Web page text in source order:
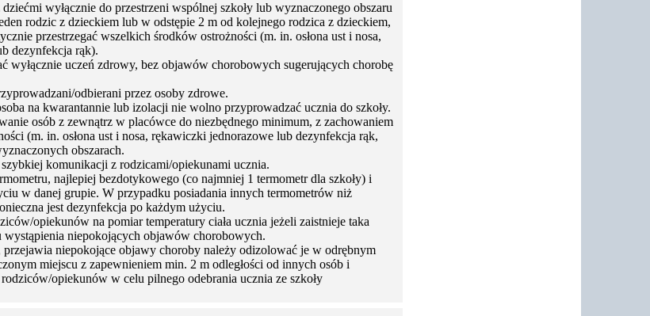
wyłącznie do przestrzeni wspólnej szkoły lub wyznaczonego obszaru
rodzic z dzieckiem lub w odstępie 2 m od kolejnego rodzica z dzieckiem,
przestrzegać wszelkich środków ostrożności (m. in. osłona ust i nosa,
dezynfekcja rąk).
wyłącznie uczeń zdrowy, bez objawów chorobowych sugerujących chorobę
odbierani przez osoby zdrowe.
na kwarantannie lub izolacji nie wolno przyprowadzać ucznia do szkoły.
osób z zewnątrz w placówce do niezbędnego minimum, z zachowaniem
(m. in. osłona ust i nosa, rękawiczki jednorazowe lub dezynfekcja rąk,
obszarach.
komunikacji z rodzicami/opiekunami ucznia.
najlepiej bezdotykowego (co najmniej 1 termometr dla szkoły) i
w danej grupie. W przypadku posiadania innych termometrów niż
jest dezynfekcja po każdym użyciu.
opiekunów na pomiar temperatury ciała ucznia jeżeli zaistnieje taka
wystąpienia niepokojących objawów chorobowych.
przejawia niepokojące objawy choroby należy odizolować je w odrębnym
miejscu z zapewnieniem min. 2 m odległości od innych osób i
opiekunów w celu pilnego odebrania ucznia ze szkoły